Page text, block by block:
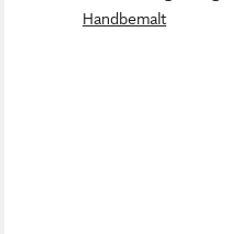
Handbemalt